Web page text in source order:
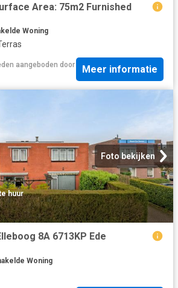
Area: 75m2 Furnished
Woning
aangeboden door
Meer informatie
Foto bekijken
huur
8A 6713KP Ede
Woning